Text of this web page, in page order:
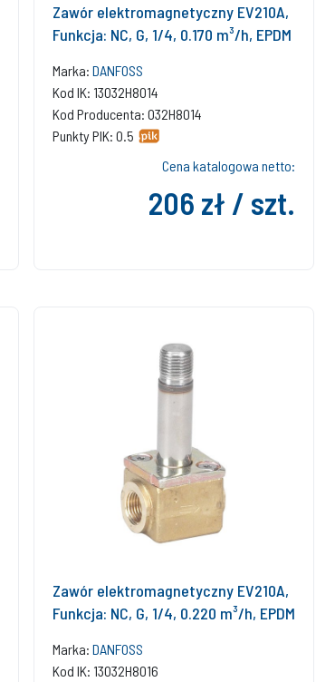
Zawór elektromagnetyczny EV210A,
Funkcja: NC, G, 1/4, 0.170 m³/h, EPDM
Marka: DANFOSS
Kod IK: 13032H8014
Kod Producenta: 032H8014
Punkty PIK: 0.5
Cena katalogowa netto:
206 zł / szt.
Zawór elektromagnetyczny EV210A,
Funkcja: NC, G, 1/4, 0.220 m³/h, EPDM
Marka: DANFOSS
Kod IK: 13032H8016